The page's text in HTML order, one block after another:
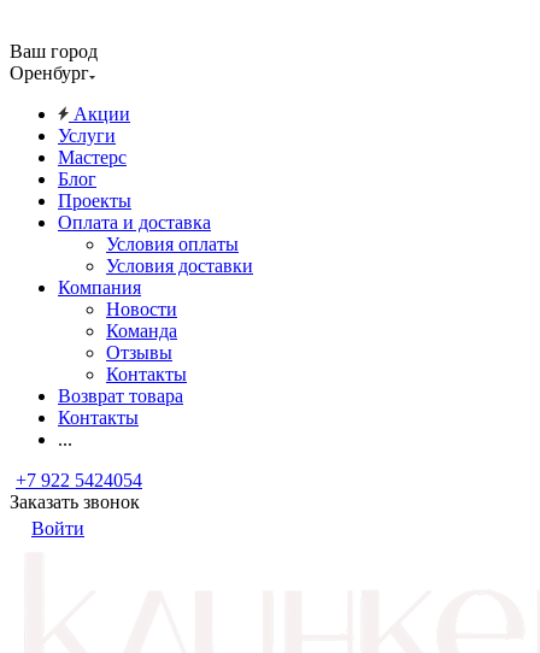
Ваш город
Оренбург
Акции
Услуги
Мастерс
Блог
Проекты
Оплата и доставка
Условия оплаты
Условия доставки
Компания
Новости
Команда
Отзывы
Контакты
Возврат товара
Контакты
...
+7 922 5424054
Заказать звонок
Войти